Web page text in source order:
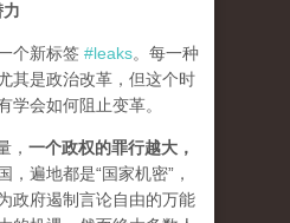
个新标签 #leaks。每一种
其是政治改革，但这个时
学会如何阻止变革。
， 一个政权的罪行越大，
，遍地都是“国家机密”，
政府遏制言论自由的万能